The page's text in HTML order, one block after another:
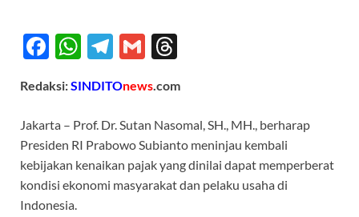
F
e
b
o
o
k
W
at
s
A
p
p
T
e
gr
a
m
G
ail e
a
ds
Redaksi:SINDITOnews.com
Jakarta – Prof. Dr. Sutan Nasomal, SH., MH., berharap
Presiden RI Prabowo Subianto meninjau kembali
kebijakan kenaikan pajak yang dinilai dapat memperberat
kondisi ekonomi masyarakat dan pelaku usaha di
Indonesia.